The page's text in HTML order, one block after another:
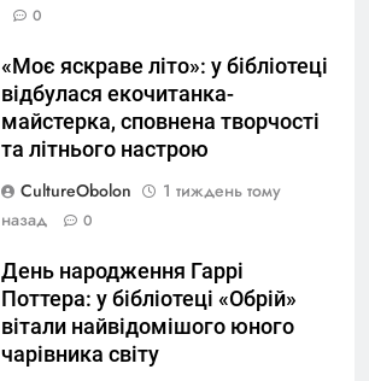
0
«Моє яскраве літо»: у бібліотеці
відбулася екочитанка-
майстерка, сповнена творчості
та літнього настрою
CultureObolon
1 тиждень тому
назад
0
День народження Гаррі
Поттера: у бібліотеці «Обрій»
вітали найвідомішого юного
чарівника світу